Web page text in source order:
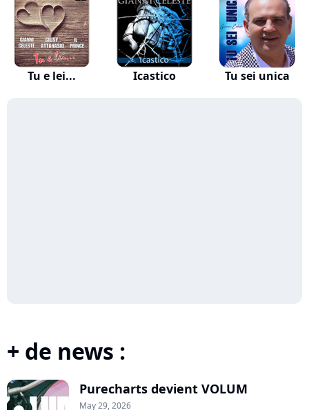
Tu e lei... Icastico Tu sei unica
+ de news :
Purecharts devient VOLUM
May 29, 2026